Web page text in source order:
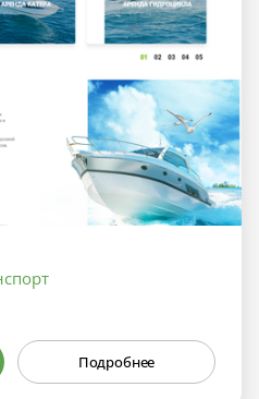
Подробнее